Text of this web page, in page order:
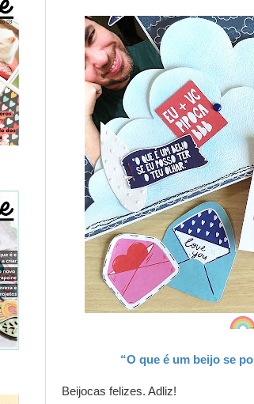
“O que é um beijo se
Beijocas felizes. Adliz!